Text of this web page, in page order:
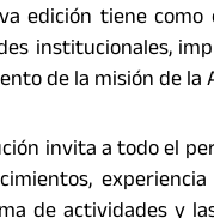
edición tiene
institucionales,
de la misión de la
invita a todo el